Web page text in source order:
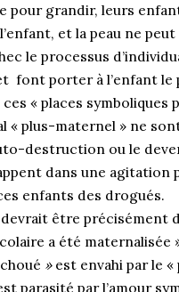
pour grandir, leurs
et la peau ne peut
le processus
font porter à l’enfant le
« places symboliques
« plus-maternel » ne
destruction ou le
dans une agitation
enfants des drogués.
être précisément
a été maternalisée
» est envahi par le
parasité par l’amour